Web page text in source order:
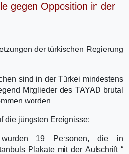
gegen Opposition in der
der türkischen Regierung
sind in der Türkei mindestens
Mitglieder des TAYAD brutal
worden.
die jüngsten Ereignisse:
19 Personen, die in
Plakate mit der Aufschrift “